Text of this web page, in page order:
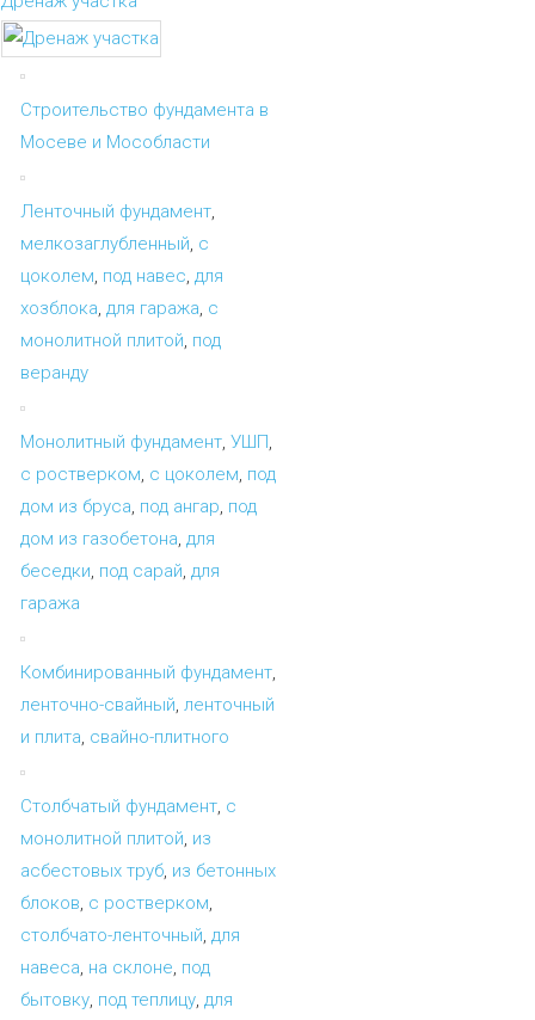
Строительство фундамента в
Мосеве и Мособласти
Ленточный фундамент,
мелкозаглубленный, с
цоколем, под навес, для
хозблока, для гаража, с
монолитной плитой, под
веранду
Монолитный фундамент, УШП,
с ростверком, с цоколем, под
дом из бруса, под ангар, под
дом из газобетона, для
беседки, под сарай, для
гаража
Комбинированный фундамент,
ленточно-свайный, ленточный
и плита, свайно-плитного
Столбчатый фундамент, с
монолитной плитой, из
асбестовых труб, из бетонных
блоков, с ростверком,
столбчато-ленточный, для
навеса, на склоне, под
бытовку, под теплицу, для